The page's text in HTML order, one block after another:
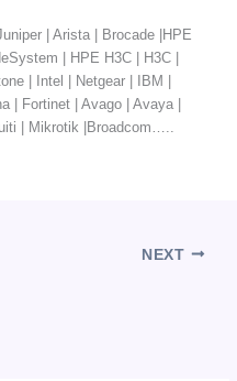
| Arista | Brocade |HPE
| HPE H3C | H3C |
| Intel | Netgear | IBM |
| Fortinet | Avago | Avaya |
| Mikrotik |Broadcom…..
NEXT